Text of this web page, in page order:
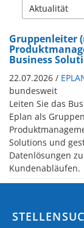
Gruppenleiter
Business
22.07.2026 /
bundesweit
Leiten Sie das
Eplan als
Solutions und
Datenlösungen
Kundenabläufen.